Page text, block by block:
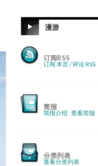
漫游
订阅RSS
订阅 本页 / 评论 RSS
简报
简报介绍 查看简报
分类列表
查看分类列表